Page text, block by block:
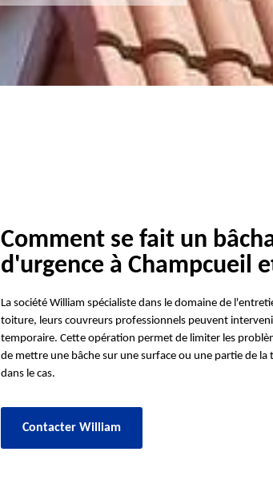
Comment se fait un
d'urgence à Champcueil
La société William spécialiste dans le domaine de
toiture, leurs couvreurs professionnels peuvent
temporaire. Cette opération permet de limiter les
de mettre une bâche sur une surface ou une partie de
dans le cas.
Contacter William